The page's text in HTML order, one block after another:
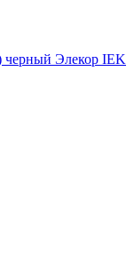
Элекор IEK